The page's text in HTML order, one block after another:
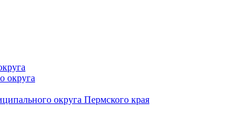
округа
округа Пермского края